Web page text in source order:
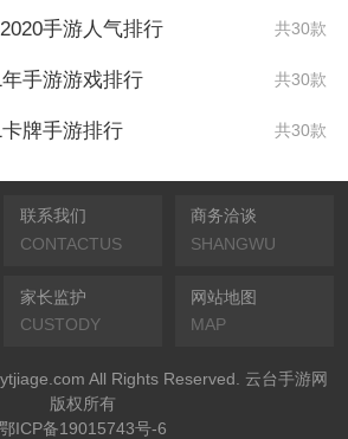
手游人气排行 共30款
手游游戏排行 共30款
牌手游排行 共30款
联系我们
CONTACTUS
商务洽谈
SHANGWU
家长监护
CUSTODY
网站地图
MAP
All Rights Reserved. 云台手游网
版权所有
鄂ICP备19015743号-6